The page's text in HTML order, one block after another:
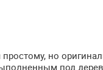
но
под